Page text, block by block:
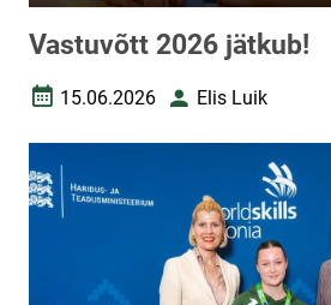
Vastuvõtt 2026 jätkub!
Loomise kuupäev
15.06.2026 AutorElis Luik